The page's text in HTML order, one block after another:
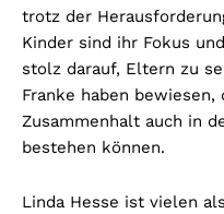
trotz der
Kinder sind ihr Fokus
stolz darauf, Eltern zu
Franke haben bewiesen,
Zusammenhalt auch in
bestehen können.
Linda Hesse ist vielen